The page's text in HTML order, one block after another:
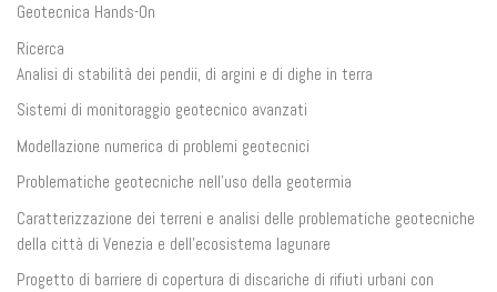
Geotecnica Hands-On
Ricerca
Analisi di stabilità dei pendii, di argini e di dighe in terra
Sistemi di monitoraggio geotecnico avanzati
Modellazione numerica di problemi geotecnici
Problematiche geotecniche nell’uso della geotermia
Caratterizzazione dei terreni e analisi delle problematiche geotecniche
della città di Venezia e dell’ecosistema lagunare
Progetto di barriere di copertura di discariche di rifiuti urbani con